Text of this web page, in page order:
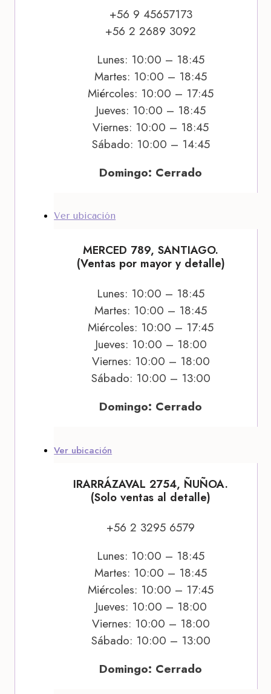
+56 9 45657173
+56 2 2689 3092
Lunes: 10:00 – 18:45
Martes: 10:00 – 18:45
Miércoles: 10:00 – 17:45
Jueves: 10:00 – 18:45
Viernes: 10:00 – 18:45
Sábado: 10:00 – 14:45
Domingo: Cerrado
Ver ubicación
MERCED 789, SANTIAGO.
(Ventas por mayor y detalle)
Lunes: 10:00 – 18:45
Martes: 10:00 – 18:45
Miércoles: 10:00 – 17:45
Jueves: 10:00 – 18:00
Viernes: 10:00 – 18:00
Sábado: 10:00 – 13:00
Domingo: Cerrado
Ver ubicación
IRARRÁZAVAL 2754, ÑUÑOA.
(Solo ventas al detalle)
+56 2 3295 6579
Lunes: 10:00 – 18:45
Martes: 10:00 – 18:45
Miércoles: 10:00 – 17:45
Jueves: 10:00 – 18:00
Viernes: 10:00 – 18:00
Sábado: 10:00 – 13:00
Domingo: Cerrado